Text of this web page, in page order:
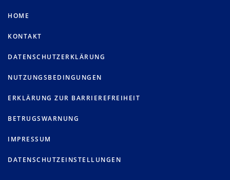
HOME
KONTAKT
DATENSCHUTZERKLÄRUNG
NUTZUNGSBEDINGUNGEN
ERKLÄRUNG ZUR BARRIEREFREIHEIT
BETRUGSWARNUNG
IMPRESSUM
DATENSCHUTZEINSTELLUNGEN